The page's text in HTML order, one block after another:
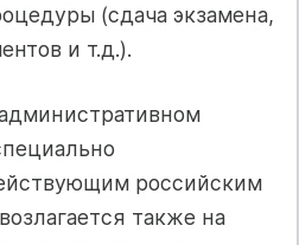
(сдача экзамена,
и т.д.).
российским
также на